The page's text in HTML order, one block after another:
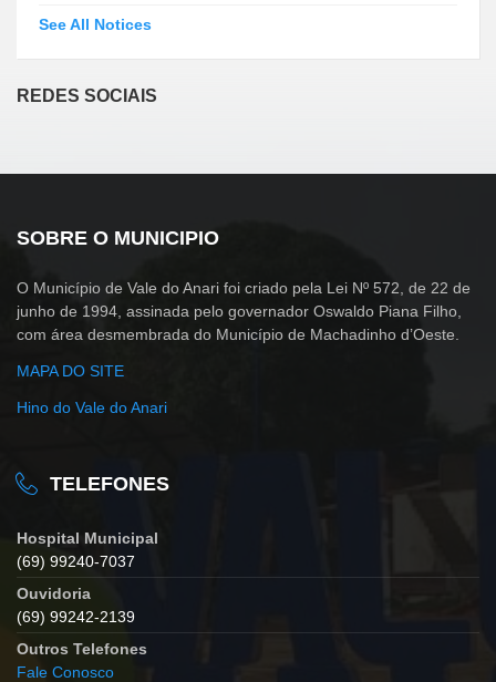
See All Notices
REDES SOCIAIS
SOBRE O MUNICIPIO
O Município de Vale do Anari foi criado pela Lei Nº 572, de 22 de
junho de 1994, assinada pelo governador Oswaldo Piana Filho,
com área desmembrada do Município de Machadinho d’Oeste.
MAPA DO SITE
Hino do Vale do Anari
TELEFONES
Hospital Municipal
(69) 99240-7037
Ouvidoria
(69) 99242-2139
Outros Telefones
Fale Conosco